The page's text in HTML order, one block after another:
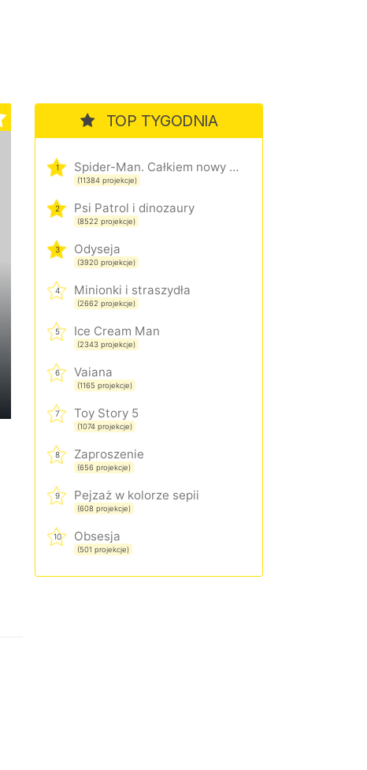
TOP TYGODNIA
1 Spider-Man. Całkiem nowy dzień
(11384 projekcje)
2 Psi Patrol i dinozaury
(8522 projekcje)
3 Odyseja
(3920 projekcje)
4 Minionki i straszydła
(2662 projekcje)
5 Ice Cream Man
(2343 projekcje)
6 Vaiana
(1165 projekcje)
7 Toy Story 5
(1074 projekcje)
8 Zaproszenie
(656 projekcje)
9 Pejzaż w kolorze sepii
(608 projekcje)
10 Obsesja
(501 projekcje)